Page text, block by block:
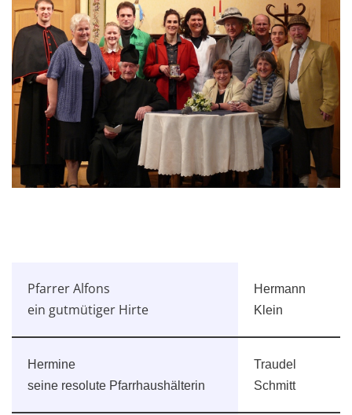
Pfarrer Alfons
ein gutmütiger Hirte
Hermann
Klein
Hermine
seine resolute Pfarrhaushälterin
Traudel
Schmitt